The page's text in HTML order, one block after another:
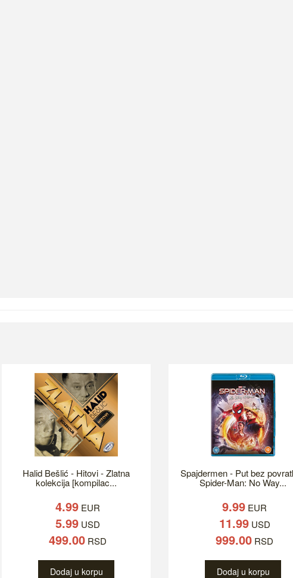
Halid Bešlić - Hitovi - Zlatna
kolekcija [kompilac...
4.99 EUR
5.99 USD
499.00 RSD
Dodaj u korpu
Spajdermen - Put bez
Spider-Man: No Way...
9.99 EUR
11.99USD
999.00 RSD
Dodaj u korpu